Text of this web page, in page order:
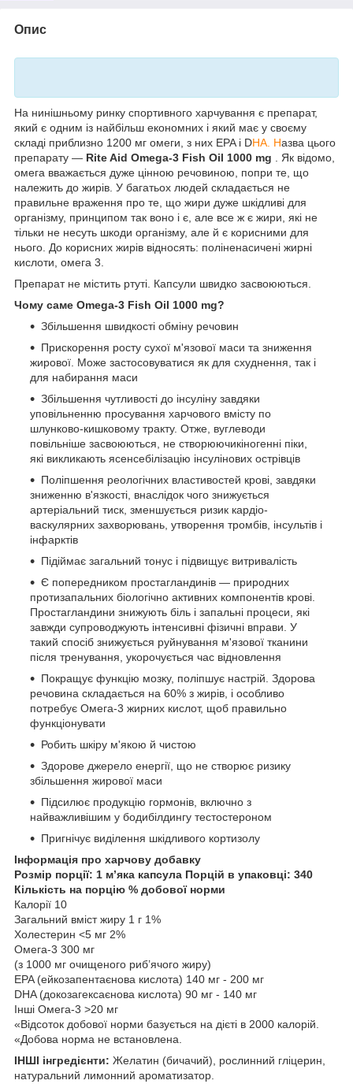
Опис
На нинішньому ринку спортивного харчування є препарат,
який є одним із найбільш економних і який має у своєму
складі приблизно 1200 мг омеги, з них EPA і DHA. Назва цього
препарату — Rite Aid Omega-3 Fish Oil 1000 mg
. Як відомо,
омега вважається дуже цінною речовиною, попри те, що
належить до жирів. У багатьох людей складається не
правильне враження про те, що жири дуже шкідливі для
організму, принципом так воно і є, але все ж є жири, які не
тільки не несуть шкоди організму, але й є корисними для
нього. До корисних жирів відносять: поліненасичені жирні
кислоти, омега 3.
Препарат не містить ртуті. Капсули швидко засвоюються.
Чому саме Omega-3 Fish Oil 1000 mg?
Збільшення швидкості обміну речовин
Прискорення росту сухої м'язової маси та зниження
жирової. Може застосовуватися як для схуднення, так і
для набирання маси
Збільшення чутливості до інсуліну завдяки
уповільненню просування харчового вмісту по
шлунково-кишковому тракту. Отже, вуглеводи
повільніше засвоюються, не створюючикіногенні піки,
які викликають ясенсебілізацію інсулінових острівців
Поліпшення реологічних властивостей крові, завдяки
зниженню в'язкості, внаслідок чого знижується
артеріальний тиск, зменшується ризик кардіо-
васкулярних захворювань, утворення тромбів, інсультів і
інфарктів
Підіймає загальний тонус і підвищує витривалість
Є попередником простагландинів — природних
протизапальних біологічно активних компонентів крові.
Простагландини знижують біль і запальні процеси, які
завжди супроводжують інтенсивні фізичні вправи. У
такий спосіб знижується руйнування м'язової тканини
після тренування, укорочується час відновлення
Покращує функцію мозку, поліпшує настрій. Здорова
речовина складається на 60% з жирів, і особливо
потребує Омега-3 жирних кислот, щоб правильно
функціонувати
Робить шкіру м'якою й чистою
Здорове джерело енергії, що не створює ризику
збільшення жирової маси
Підсилює продукцію гормонів, включно з
найважливішим у бодибілдингу тестостероном
Пригнічує виділення шкідливого кортизолу
Інформація про харчову добавку
Розмір порції: 1 м’яка капсула Порцій в упаковці: 340
Кількість на порцію % добової норми
Калорії 10
Загальний вміст жиру 1 г 1%
Холестерин <5 мг 2%
Омега-3 300 мг
(з 1000 мг очищеного риб’ячого жиру)
EPA (ейкозапентаєнова кислота) 140 мг - 200 мг
DHA (докозагексаєнова кислота) 90 мг - 140 мг
Інші Омега-3 >20 мг
«Відсоток добової норми базується на дієті в 2000 калорій.
«Добова норма не встановлена.
ІНШІ інгредієнти: Желатин (бичачий), рослинний гліцерин,
натуральний лимонний ароматизатор.